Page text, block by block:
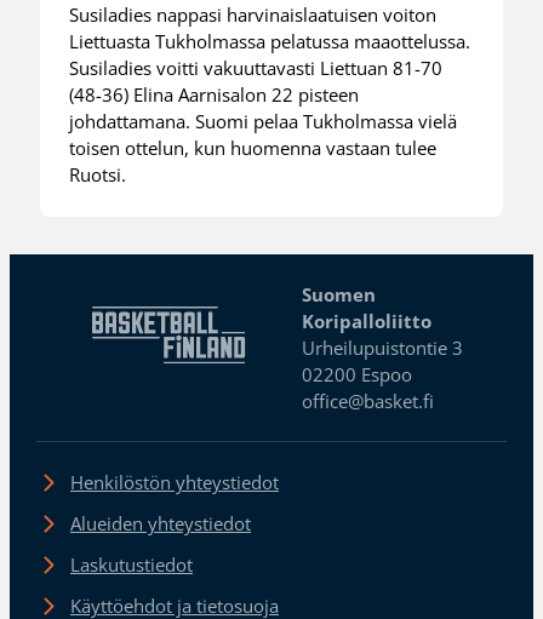
Susiladies nappasi harvinaislaatuisen voiton
Liettuasta Tukholmassa pelatussa maaottelussa.
Susiladies voitti vakuuttavasti Liettuan 81-70
(48-36) Elina Aarnisalon 22 pisteen
johdattamana. Suomi pelaa Tukholmassa vielä
toisen ottelun, kun huomenna vastaan tulee
Ruotsi.
Suomen
Koripalloliitto
Urheilupuistontie 3
02200 Espoo
office@basket.fi
Henkilöstön yhteystiedot
Alueiden yhteystiedot
Laskutustiedot
Käyttöehdot ja tietosuoja